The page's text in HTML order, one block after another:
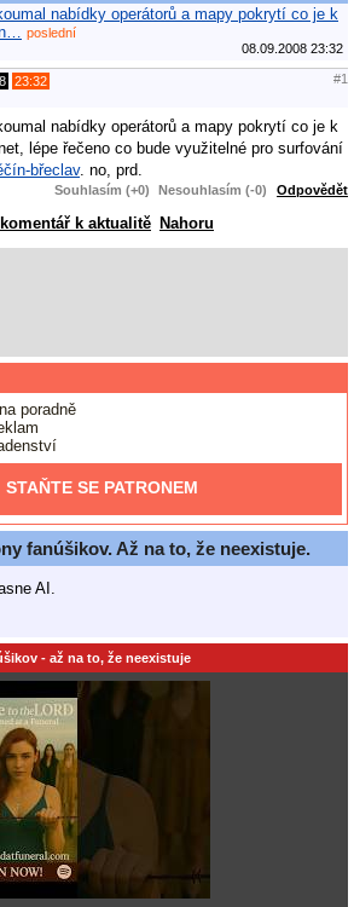
nabídky operátorů a mapy pokrytí co je k
poslední
08.09.2008 23:32
23:32 #1
nabídky operátorů a mapy pokrytí co je k
lépe řečeno co bude využitelné pro surfování
břeclav. no, prd.
Souhlasím (+0) Nesouhlasím (-0) Odpovědět
k aktualitě Nahoru
poradně
STAŇTE SE PATRONEM
fanúšikov. Až na to, že neexistuje.
AI.
- až na to, že neexistuje